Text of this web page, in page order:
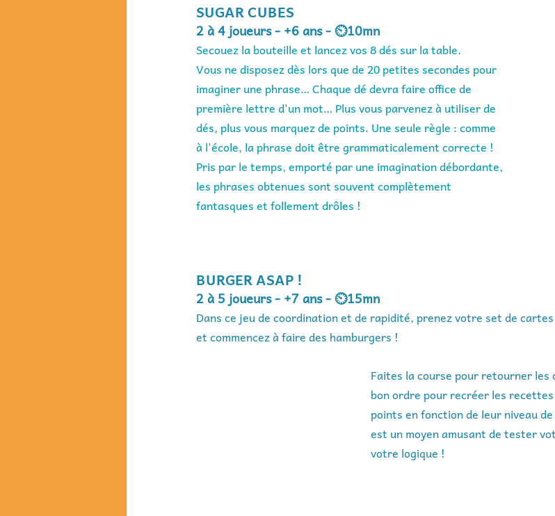
SUGAR CUBES
2 à 4 joueurs - +6 ans - ⏲️10mn
Secouez la bouteille et lancez vos 8 dés sur la table.
Vous ne disposez dès lors que de 20 petites secondes pour
imaginer une phrase… Chaque dé devra faire office de
première lettre d'un mot… Plus vous parvenez à utiliser de
dés, plus vous marquez de points. Une seule règle : comme
à l'école, la phrase doit être grammaticalement correcte !
Pris par le temps, emporté par une imagination débordante,
les phrases obtenues sont souvent complètement
fantasques et follement drôles !
BURGER ASAP !
2 à 5 joueurs - +7 ans - ⏲️15mn
Dans ce jeu de coordination et de rapidité, prenez votre set de
et commencez à faire des hamburgers !
Faites la course pour retourner
bon ordre pour recréer les
points en fonction de leur niveau
est un moyen amusant de tester
votre logique !